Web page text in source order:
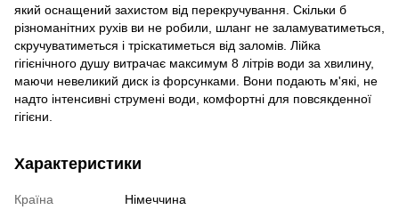
який оснащений захистом від перекручування. Скільки б
різноманітних рухів ви не робили, шланг не заламуватиметься,
скручуватиметься і тріскатиметься від заломів. Лійка
гігієнічного душу витрачає максимум 8 літрів води за хвилину,
маючи невеликий диск із форсунками. Вони подають м'які, не
надто інтенсивні струмені води, комфортні для повсякденної
гігієни.
Характеристики
Країна
Німеччина